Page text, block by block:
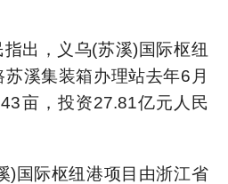
出，义乌(苏溪)国际枢纽
溪集装箱办理站去年6月
亩，投资27.81亿元人民
)国际枢纽港项目由浙江省